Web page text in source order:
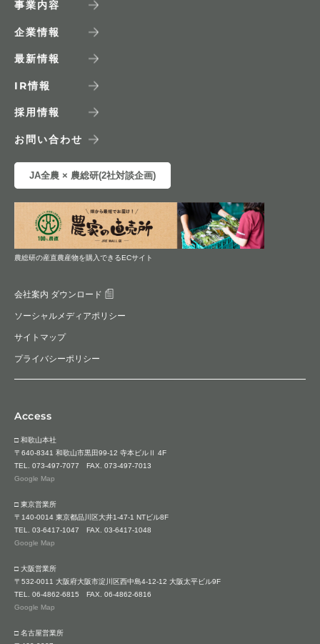
事業内容
企業情報
最新情報
IR情報
採用情報
お問い合わせ
JA全農 × 農総研(2社対談企画)
農総研の産直農産物を購入できるECサイト
会社案内 ダウンロード
ソーシャルメディアポリシー
サイトマップ
プライバシーポリシー
Access
□ 和歌山本社
〒640-8341 和歌山市黒田99-12 寺本ビルⅡ 4F
TEL. 073-497-7077 FAX. 073-497-7013
Google Map
□ 東京営業所
〒140-0014 東京都品川区大井1-47-1 NTビル8F
TEL. 03-6417-1047 FAX. 03-6417-1048
Google Map
□ 大阪営業所
〒532-0011 大阪府大阪市淀川区西中島4-12-12 大阪太平ビル9F
TEL. 06-4862-6815 FAX. 06-4862-6816
Google Map
□ 名古屋営業所